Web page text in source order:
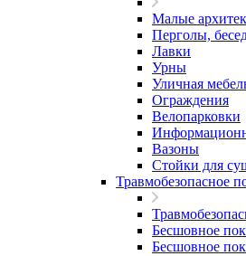
Малые
Перголы,
Лавки
Урны
Уличная
Ограждения
Велопарковки
Вазоны
Стойки для
Травмобезопасное
Бесшовное
Бесшовное